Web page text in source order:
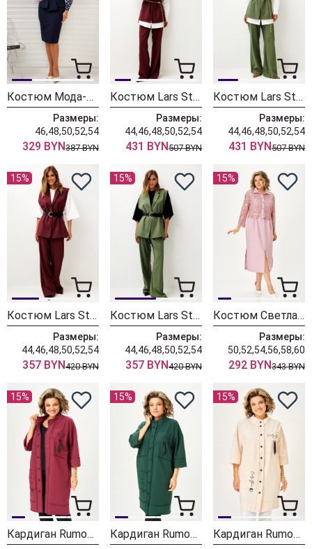
Костюм Мода-Юрс 26-2538 синий + крупный горох
Размеры:
46,48,50,52,54
329 BYN387 BYN
Костюм Lars Style 1246 оттенки бордо+молочного
Размеры:
44,46,48,50,52,54
431 BYN507 BYN
Костюм Lars Style 1246/1 оттенки хвои+молочного
Размеры:
44,46,48,50,52,54
431 BYN507 BYN
15%
Костюм Lars Style 1247 оттенки бордо
Размеры:
44,46,48,50,52,54
357 BYN420 BYN
15%
Костюм Lars Style 1247/1 оттенки хвои
Размеры:
44,46,48,50,52,54
357 BYN420 BYN
15%
Костюм Светлана-Стиль 2380 розовый
Размеры:
50,52,54,56,58,60
292 BYN343 BYN
15%
Кардиган Rumoda 2019 бордовый
15%
Кардиган Rumoda 2019 темно-зеленый
15%
Кардиган Rumoda 2019 экрю